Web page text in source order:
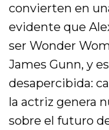
convierten en
evidente que
ser Wonder
James Gunn, y
desapercibida:
la actriz genera
sobre el futuro